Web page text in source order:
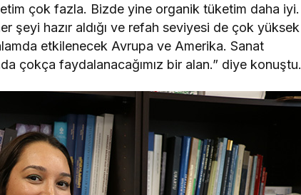
çok fazla. Bizde yine organik tüketim daha iyi.
şeyi hazır aldığı ve refah seviyesi de çok yüksek
etkilenecek Avrupa ve Amerika. Sanat
çokça faydalanacağımız bir alan.” diye konuştu.